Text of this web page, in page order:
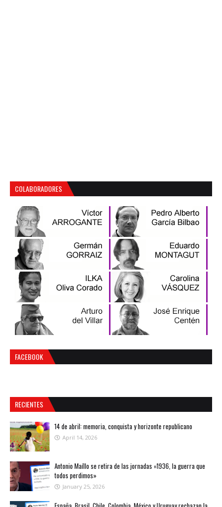
COLABORADORES
FACEBOOK
RECIENTES
14 de abril: memoria, conquista y horizonte republicano
April 14, 2026
Antonio Maíllo se retira de las jornadas «1936, la guerra que
todos perdimos»
January 25, 2026